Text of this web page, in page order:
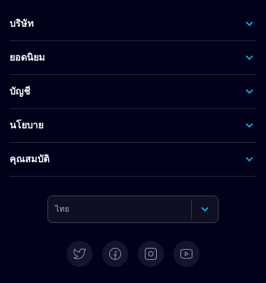
บริษัท
ยอดนิยม
บัญชี
นโยบาย
คุณสมบัติ
ไทย
Deutsch